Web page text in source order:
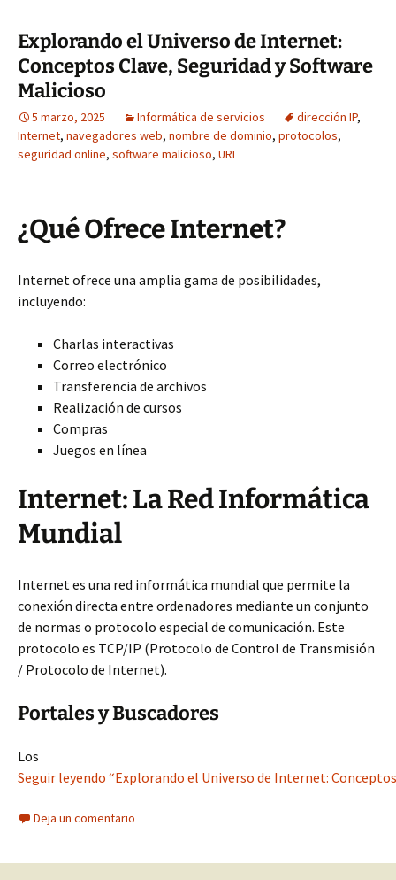
Explorando el Universo de Internet:
Conceptos Clave, Seguridad y Software
Malicioso
5 marzo, 2025 Informática de servicios dirección IP,
Internet, navegadores web, nombre de dominio, protocolos,
seguridad online, software malicioso, URL
¿Qué Ofrece Internet?
Internet ofrece una amplia gama de posibilidades,
incluyendo:
Charlas interactivas
Correo electrónico
Transferencia de archivos
Realización de cursos
Compras
Juegos en línea
Internet: La Red Informática
Mundial
Internet es una red informática mundial que permite la
conexión directa entre ordenadores mediante un conjunto
de normas o protocolo especial de comunicación. Este
protocolo es TCP/IP (Protocolo de Control de Transmisión
/ Protocolo de Internet).
Portales y Buscadores
Los
Seguir leyendo “Explorando el Universo de Internet:
Deja un comentario